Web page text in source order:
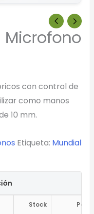
con control de
como manos
10 mm.
Etiqueta: Mundial
Stock Pedir